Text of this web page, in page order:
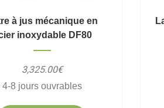
à jus mécanique en
inoxydable DF80
3,325.00€
4-8 jours ouvrables